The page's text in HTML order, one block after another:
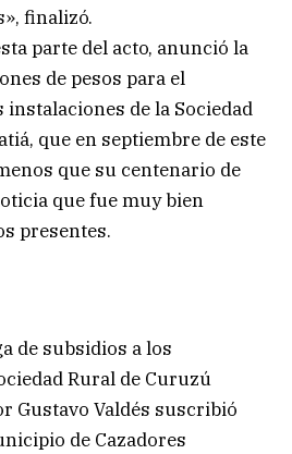
finalizó.
parte del acto, anunció la
de pesos para el
de la Sociedad
que en septiembre de este
que su centenario de
que fue muy bien
presentes.
de subsidios a los
Rural de Curuzú
Gustavo Valdés suscribió
de Cazadores